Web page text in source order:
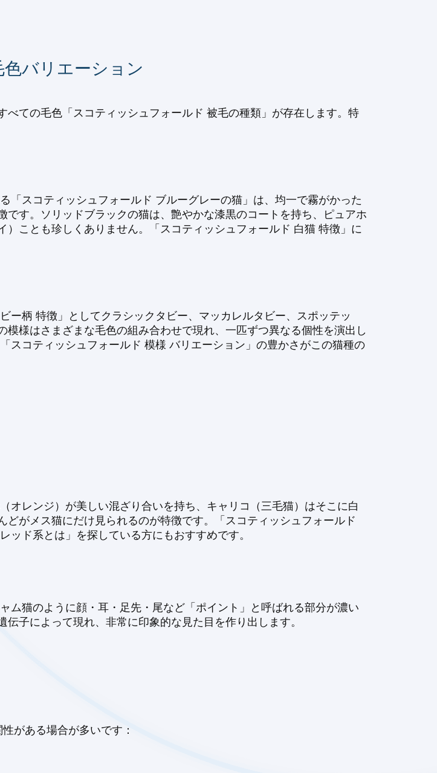
バリエーション
ての毛色「スコティッシュフォールド 被毛の種類」が存在します。特
「スコティッシュフォールド ブルーグレーの猫」は、均一で霧がかった
す。ソリッドブラックの猫は、艶やかな漆黒のコートを持ち、ピュアホ
ことも珍しくありません。「スコティッシュフォールド 白猫 特徴」に
ー柄 特徴」としてクラシックタビー、マッカレルタビー、スポッテッ
様はさまざまな毛色の組み合わせで現れ、一匹ずつ異なる個性を演出し
スコティッシュフォールド 模様 バリエーション」の豊かさがこの猫種の
オレンジ）が美しい混ざり合いを持ち、キャリコ（三毛猫）はそこに白
がメス猫にだけ見られるのが特徴です。「スコティッシュフォールド
ド系とは」を探している方にもおすすめです。
ム猫のように顔・耳・足先・尾など「ポイント」と呼ばれる部分が濃い
子によって現れ、非常に印象的な見た目を作り出します。
がある場合が多いです：